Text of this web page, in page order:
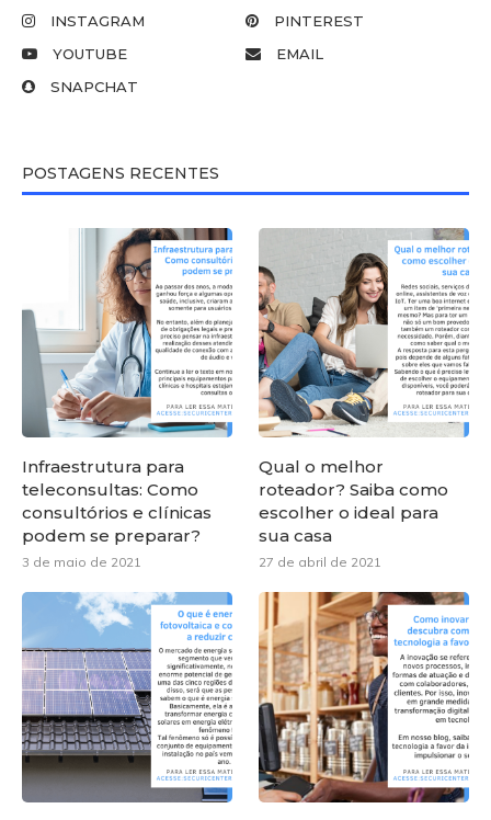
INSTAGRAM
PINTEREST
YOUTUBE
EMAIL
SNAPCHAT
POSTAGENS RECENTES
Infraestrutura para
teleconsultas: Como
consultórios e clínicas
podem se preparar?
3 de maio de 2021
Qual o melhor
roteador? Saiba como
escolher o ideal para
sua casa
27 de abril de 2021